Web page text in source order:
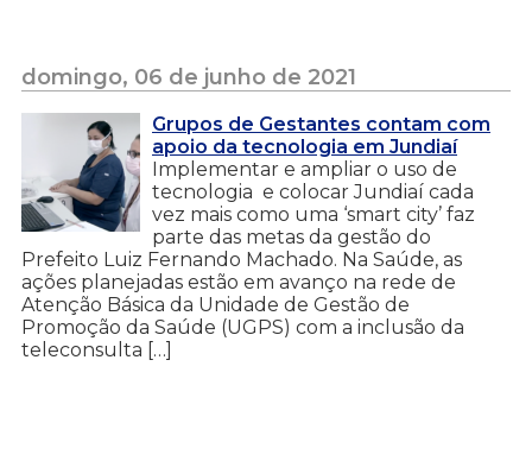
domingo, 06 de junho de 2021
Grupos de Gestantes contam com
apoio da tecnologia em Jundiaí
Implementar e ampliar o uso de
tecnologia e colocar Jundiaí cada
vez mais como uma ‘smart city’ faz
parte das metas da gestão do
Prefeito Luiz Fernando Machado. Na Saúde, as
ações planejadas estão em avanço na rede de
Atenção Básica da Unidade de Gestão de
Promoção da Saúde (UGPS) com a inclusão da
teleconsulta […]